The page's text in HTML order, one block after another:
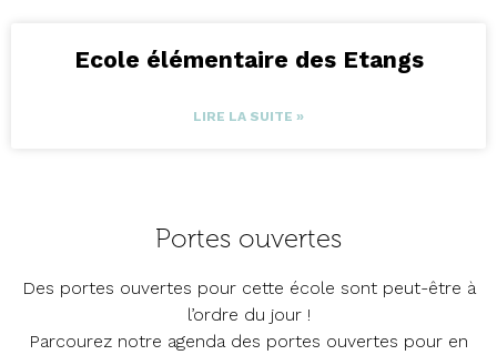
Ecole élémentaire des Etangs
LIRE LA SUITE »
Portes ouvertes
Des portes ouvertes pour cette école sont peut-être à
l’ordre du jour !
Parcourez notre agenda des portes ouvertes pour en